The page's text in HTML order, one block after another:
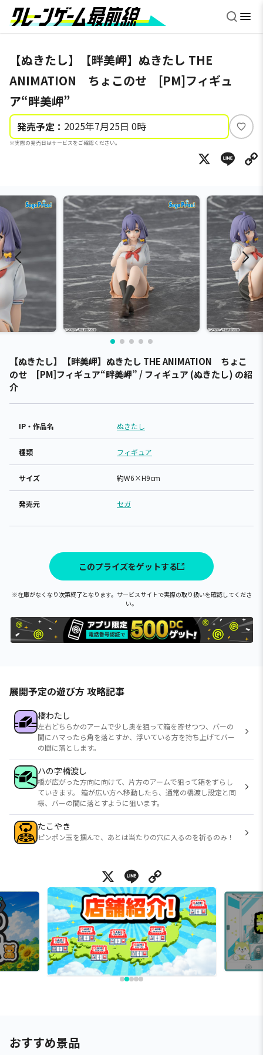
【ぬきたし】【畔美岬】ぬきたし THE
ANIMATION ちょこのせ [PM]フィギュ
ア“畔美岬”
発売予定： 2025年7月25日 0時
※実際の発売日はサービスをご確認ください。
い
ね
X
【ぬきたし】【畔美岬】ぬきたし THE ANIMATION ちょこ
のせ [PM]フィギュア“畔美岬” / フィギュア (ぬきたし) の紹
介
IP・作品名 ぬきたし
種類 フィギュア
サイズ 約W6×H9cm
発売元 セガ
このプライズをゲットする
※在庫がなくなり次第終了となります。サービスサイトで実際の取り扱いを確認してくださ
い。
展開予定の遊び方 攻略記事
橋わたし
左右どちらかのアームで少し奥を狙って箱を寄せつつ、バーの
間にハマったら角を落とすか、浮いている方を持ち上げてバー
の間に落とします。
ハの字橋渡し
橋が広がった方向に向けて、片方のアームで狙って箱をずらし
ていきます。 箱が広い方へ移動したら、通常の橋渡し設定と同
様、バーの間に落とすように狙います。
たこやき
ピンポン玉を掴んで、あとは当たりの穴に入るのを祈るのみ！
X Line
おすすめ景品